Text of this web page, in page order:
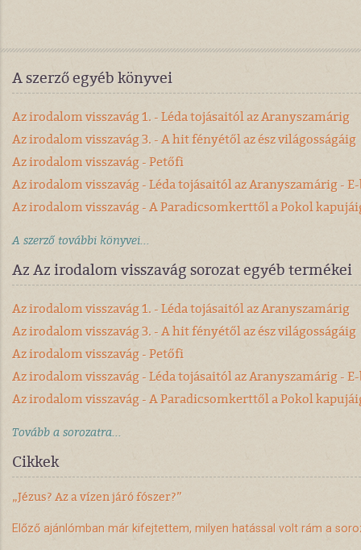
A szerző egyéb könyvei
Az irodalom visszavág 1. - Léda tojásaitól az Aranyszamárig
Az irodalom visszavág 3. - A hit fényétől az ész világosságáig
Az irodalom visszavág - Petőfi
Az irodalom visszavág - Léda tojásaitól az Aranyszamárig -
Az irodalom visszavág - A Paradicsomkerttől a Pokol
A szerző további könyvei...
Az Az irodalom visszavág sorozat egyéb termékei
Az irodalom visszavág 1. - Léda tojásaitól az Aranyszamárig
Az irodalom visszavág 3. - A hit fényétől az ész világosságáig
Az irodalom visszavág - Petőfi
Az irodalom visszavág - Léda tojásaitól az Aranyszamárig -
Az irodalom visszavág - A Paradicsomkerttől a Pokol
Tovább a sorozatra...
Cikkek
„Jézus? Az a vízen járó fószer?”
Előző ajánlómban már kifejtettem, milyen hatással volt rám a